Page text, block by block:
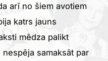
arī no šiem avotiem
katrs jauns
mēdza palikt
samaksāt par